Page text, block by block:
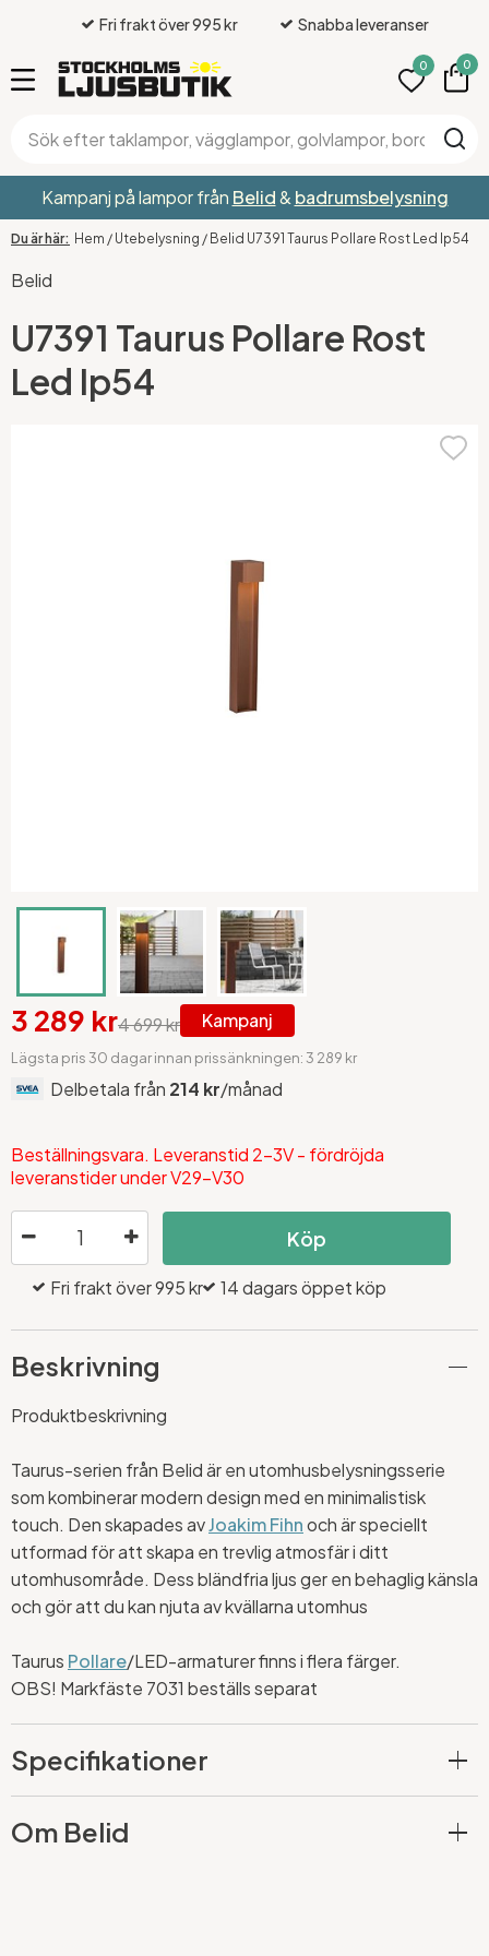
Fri frakt över 995 kr Snabba leveranser
0 0
Kampanj på lampor från Belid& badrumsbelysning
Hem / Utebelysning / Belid U7391 Taurus Pollare Rost Led Ip54
Belid
U7391 Taurus Pollare Rost
Led Ip54
3 289 kr4 699 kr Kampanj
Lägsta pris 30 dagar innan prissänkningen: 3 289 kr
Delbetala från 214 kr/månad
Beställningsvara. Leveranstid 2-3V - fördröjda
leveranstider under V29-V30
Köp
Fri frakt över 995 kr 14 dagars öppet köp
Beskrivning
Produktbeskrivning
Taurus-serien från Belid är en utomhusbelysningsserie
som kombinerar modern design med en minimalistisk
touch. Den skapades avJoakim Fihnoch är speciellt
utformad för att skapa en trevlig atmosfär i ditt
utomhusområde. Dess bländfria ljus ger en behaglig känsla
och gör att du kan njuta av kvällarna utomhus
Taurus Pollare/LED-armaturer finns i flera färger.
OBS! Markfäste 7031 beställs separat
Specifikationer
Om Belid